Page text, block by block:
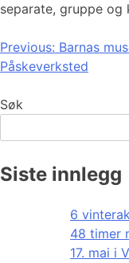
separate, gruppe
Previous: Barnas
Påskeverksted
Søk
Siste innlegg
6
48 timer
17. mai i